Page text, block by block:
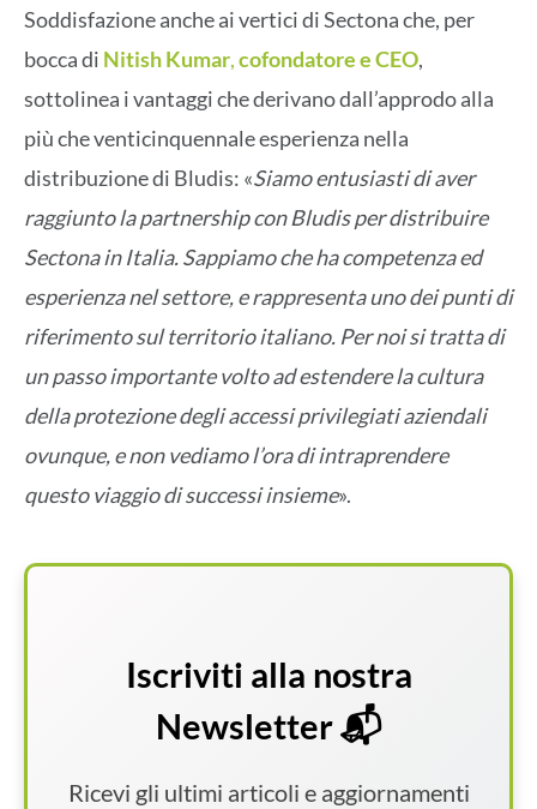
Soddisfazione anche ai vertici di Sectona che, per
bocca di Nitish Kumar,cofondatore e CEO,
sottolinea i vantaggi che derivano dall’approdo alla
più che venticinquennale esperienza nella
distribuzione di Bludis: «Siamo entusiasti di aver
raggiunto la partnership con Bludis per distribuire
Sectona in Italia. Sappiamo che ha competenza ed
esperienza nel settore, e rappresenta uno dei punti di
riferimento sul territorio italiano. Per noi si tratta di
un passo importante volto ad estendere la cultura
della protezione degli accessi privilegiati aziendali
ovunque, e non vediamo l’ora di intraprendere
questo viaggio di successi insieme».
Iscriviti alla nostra
Newsletter 📬
Ricevi gli ultimi articoli e aggiornamenti